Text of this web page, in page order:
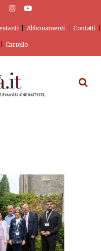
Abbonamenti Contatti
Carrello